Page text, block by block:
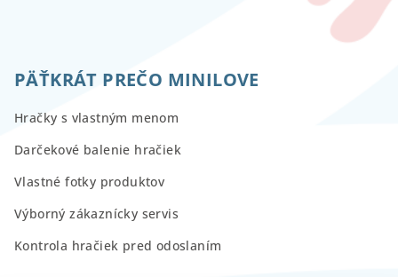
PÄŤKRÁT PREČO MINILOVE
Hračky s vlastným menom
Darčekové balenie hračiek
Vlastné fotky produktov
Výborný zákaznícky servis
Kontrola hračiek pred odoslaním